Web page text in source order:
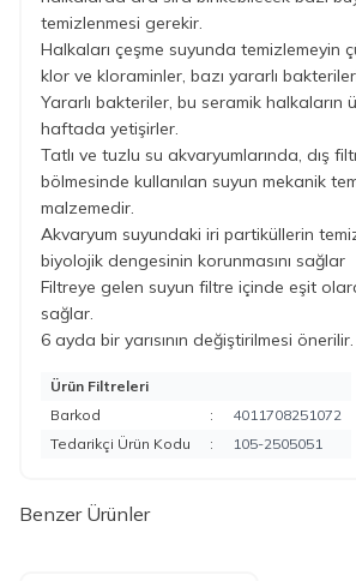
temizlenmesi gerekir.
Halkaları çeşme suyunda temizlemeyin
klor ve kloraminler, bazı yararlı
Yararlı bakteriler, bu seramik halkaların
haftada yetişirler.
Tatlı ve tuzlu su akvaryumlarında, dış
bölmesinde kullanılan suyun mekanik
malzemedir.
Akvaryum suyundaki iri partiküllerin
biyolojik dengesinin korunmasını sağlar
Filtreye gelen suyun filtre içinde eşit
sağlar.
6 ayda bir yarısının değiştirilmesi önerilir.
Ürün Filtreleri
Barkod
:
4011708251072
Tedarikçi Ürün Kodu
: 105-2505051
Benzer Ürünler